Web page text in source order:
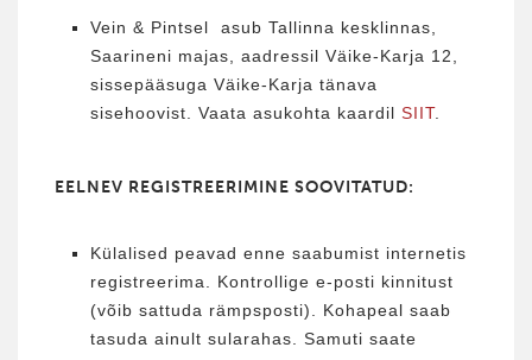
Vein & Pintsel asub Tallinna kesklinnas,
Saarineni majas, aadressil Väike-Karja 12,
sissepääsuga Väike-Karja tänava
sisehoovist. Vaata asukohta kaardil SIIT.
EELNEV REGISTREERIMINE SOOVITATUD:
Külalised peavad enne saabumist internetis
registreerima. Kontrollige e-posti kinnitust
(võib sattuda rämpsposti). Kohapeal saab
tasuda ainult sularahas. Samuti saate